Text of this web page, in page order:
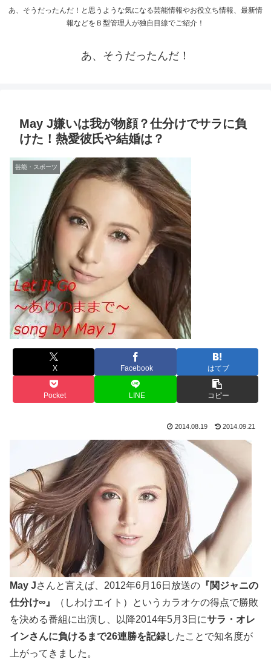
あ、そうだったんだ！と思うような気になる芸能情報やお役立ち情報、最新情
報などをＢ型管理人が独自目線でご紹介！
あ、そうだったんだ！
May J嫌いは我が物顔？仕分けでサラに負
けた！熱愛彼氏や結婚は？
芸能・スポーツ
X Facebook はてブ
Pocket LINE コピー
2014.08.19 2014.09.21
May Jさんと言えば、2012年6月16日放送の 『関ジャニの
仕分け∞』
（しわけエイト）というカラオケの得点で勝敗
を決める番組に出演し、以降2014年5月3日にサラ・オレ
インさんに負けるまで26連勝を記録したことで知名度が
上がってきました。